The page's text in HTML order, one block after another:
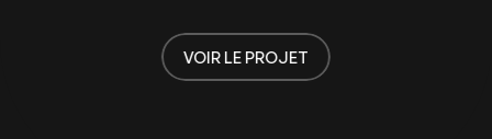
VOIR LE PROJET